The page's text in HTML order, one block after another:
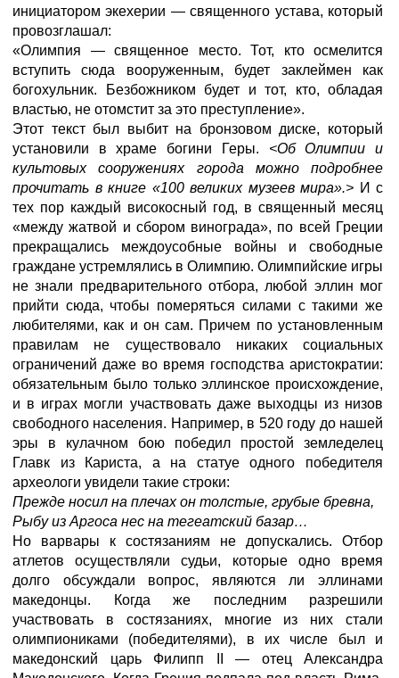
инициатором экехерии — священного устава, который
провозглашал:
«Олимпия — священное место. Тот, кто осмелится
вступить сюда вооруженным, будет заклеймен как
богохульник. Безбожником будет и тот, кто, обладая
властью, не отомстит за это преступление».
Этот текст был выбит на бронзовом диске, который
установили в храме богини Геры. <Об Олимпии и
культовых сооружениях города можно подробнее
прочитать в книге «100 великих музеев мира».> И с
тех пор каждый високосный год, в священный месяц
«между жатвой и сбором винограда», по всей Греции
прекращались междоусобные войны и свободные
граждане устремлялись в Олимпию. Олимпийские игры
не знали предварительного отбора, любой эллин мог
прийти сюда, чтобы померяться силами с такими же
любителями, как и он сам. Причем по установленным
правилам не существовало никаких социальных
ограничений даже во время господства аристократии:
обязательным было только эллинское происхождение,
и в играх могли участвовать даже выходцы из низов
свободного населения. Например, в 520 году до нашей
эры в кулачном бою победил простой земледелец
Главк из Кариста, а на статуе одного победителя
археологи увидели такие строки:
Прежде носил на плечах он толстые, грубые бревна,
Рыбу из Аргоса нес на тегеатский базар…
Но варвары к состязаниям не допускались. Отбор
атлетов осуществляли судьи, которые одно время
долго обсуждали вопрос, являются ли эллинами
македонцы. Когда же последним разрешили
участвовать в состязаниях, многие из них стали
олимпиониками (победителями), в их числе был и
македонский царь Филипп II — отец Александра